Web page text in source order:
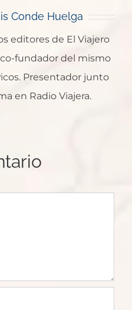
Conde Huelga
editores de El Viajero
fundador del mismo
Presentador junto
en Radio Viajera.